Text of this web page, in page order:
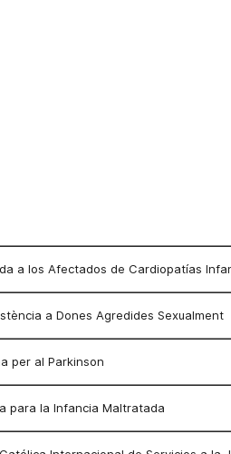
a los Afectados de Cardiopatías
a Dones Agredides Sexualment
per al Parkinson
para la Infancia Maltratada